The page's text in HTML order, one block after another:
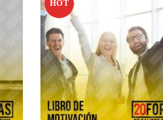
HOT